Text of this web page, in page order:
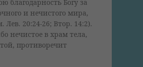
благодарность Богу за
и нечистого мира,
Лев. 20:24-26; Втор. 14:2).
нечистое в храм тела,
противоречит